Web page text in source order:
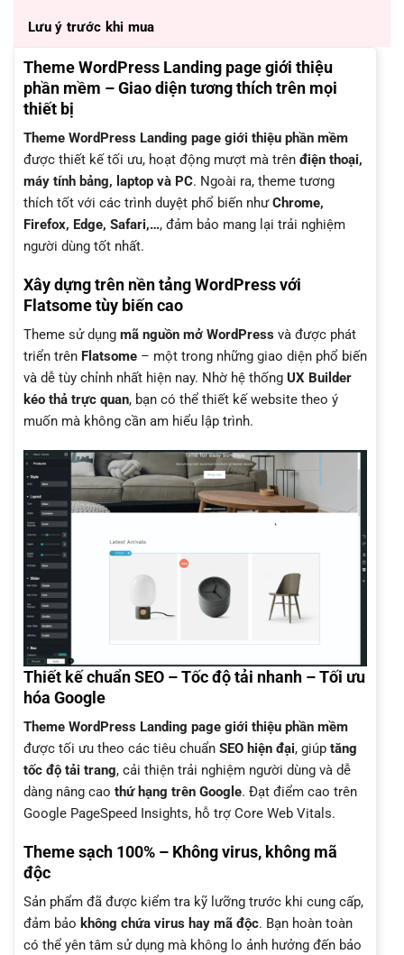
Lưu ý trước khi mua
Theme WordPress Landing page giới thiệu
phần mềm – Giao diện tương thích trên mọi
thiết bị
Theme WordPress Landing page giới thiệu phần mềm
được thiết kế tối ưu, hoạt động mượt mà trên điện thoại,
máy tính bảng, laptop và PC. Ngoài ra, theme tương
thích tốt với các trình duyệt phổ biến nhưChrome,
Firefox, Edge, Safari,…, đảm bảo mang lại trải nghiệm
người dùng tốt nhất.
Xây dựng trên nền tảng WordPress với
Flatsome tùy biến cao
Theme sử dụng mã nguồn mở WordPress và được phát
triển trên Flatsome – một trong những giao diện phổ biến
và dễ tùy chỉnh nhất hiện nay. Nhờ hệ thống UX Builder
kéo thả trực quan, bạn có thể thiết kế website theo ý
muốn mà không cần am hiểu lập trình.
Thiết kế chuẩn SEO – Tốc độ tải nhanh – Tối ưu
hóa Google
Theme WordPress Landing page giới thiệu phần mềm
được tối ưu theo các tiêu chuẩn SEO hiện đại, giúp tăng
tốc độ tải trang, cải thiện trải nghiệm người dùng và dễ
dàng nâng cao thứ hạng trên Google. Đạt điểm cao trên
Google PageSpeed Insights, hỗ trợ Core Web Vitals.
Theme sạch 100% – Không virus, không mã
độc
Sản phẩm đã được kiểm tra kỹ lưỡng trước khi cung cấp,
đảm bảo không chứa virus hay mã độc. Bạn hoàn toàn
có thể yên tâm sử dụng mà không lo ảnh hưởng đến bảo